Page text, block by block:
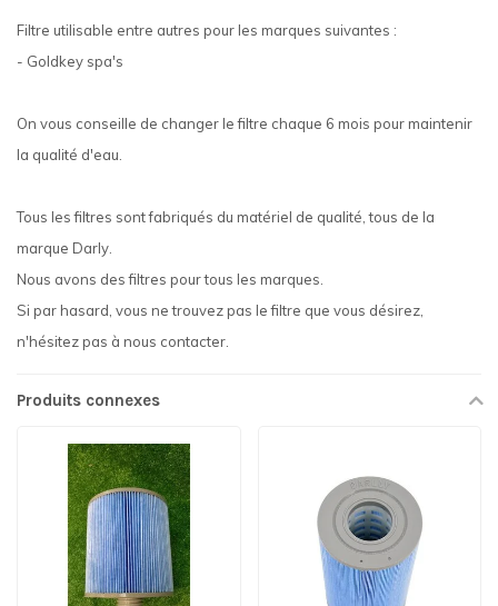
Filtre utilisable entre autres pour les marques suivantes :
- Goldkey spa's
On vous conseille de changer le filtre chaque 6 mois pour maintenir
la qualité d'eau.
Tous les filtres sont fabriqués du matériel de qualité, tous de la
marque Darly.
Nous avons des filtres pour tous les marques.
Si par hasard, vous ne trouvez pas le filtre que vous désirez,
n'hésitez pas à nous contacter.
Produits connexes